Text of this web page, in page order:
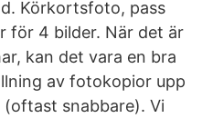
Körkortsfoto, pass
för 4 bilder. När det är
kan det vara en bra
av fotokopior upp
snabbare). Vi